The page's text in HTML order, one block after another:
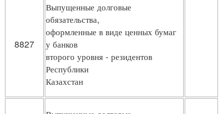
8827
Выпущенные долговые
обязательства,
оформленные в виде ценных бумаг
у банков
второго уровня - резидентов
Республики
Казахстан